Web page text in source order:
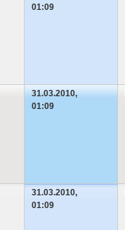
01:09
31.03.2010,
01:09
31.03.2010,
01:09